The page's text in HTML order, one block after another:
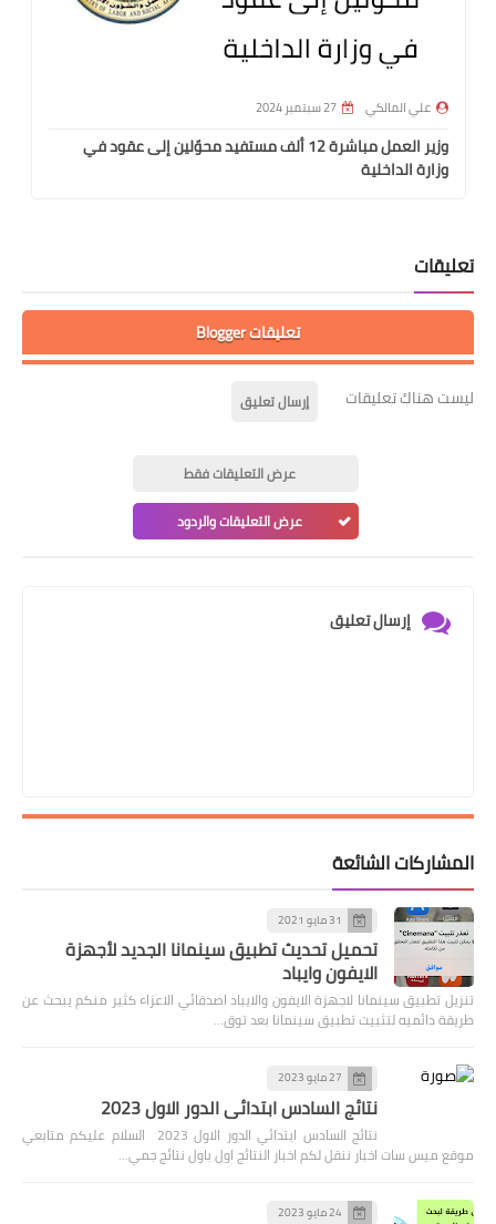
علي المالكي 27 سبتمبر 2024
وزير العمل مباشرة 12 ألف مستفيد محوّلين إلى عقود في
وزارة الداخلية
تعليقات
تعليقات Blogger
ليست هناك تعليقات إرسال تعليق
عرض التعليقات فقط
عرض التعليقات والردود
إرسال تعليق
المشاركات الشائعة
31 مايو 2021
تحميل تحديث تطبيق سينمانا الجديد لأجهزة
الايفون وايباد
تنزيل تطبيق سينمانا لاجهزة الايفون والايباد اصدقائي الاعزاء كثير منكم يبحث عن
طريقة دائميه لتثبيت تطبيق سينمانا بعد توق…
27 مايو 2023
نتائج السادس ابتدائي الدور الاول 2023
نتائج السادس ابتدائي الدور الاول 2023 السلام عليكم متابعي
موقع ميس سات اخبار ننقل لكم اخبار النتائج اول باول نتائج جمي…
24 مايو 2023